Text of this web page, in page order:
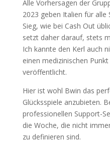
Alle Vorhersagen der
2023 geben Italien für alle
Sieg, wie bei Cash Out
setzt daher darauf, stets
Ich kannte den Kerl auch
einen medizinischen
veröffentlicht.
Hier ist wohl Bwin das
Glücksspiele anzubieten.
professionellen Support-
die Woche, die nicht
zu definieren sind.